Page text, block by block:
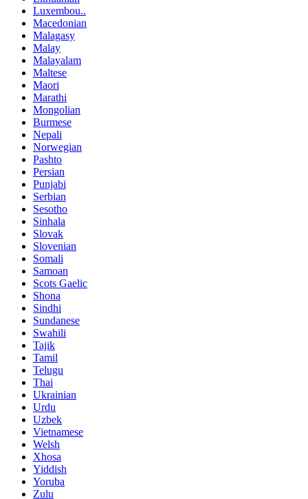
Luxembou..
Macedonian
Malagasy
Malay
Malayalam
Maltese
Maori
Marathi
Mongolian
Burmese
Nepali
Norwegian
Pashto
Persian
Punjabi
Serbian
Sesotho
Sinhala
Slovak
Slovenian
Somali
Samoan
Scots Gaelic
Shona
Sindhi
Sundanese
Swahili
Tajik
Tamil
Telugu
Thai
Ukrainian
Urdu
Uzbek
Vietnamese
Welsh
Xhosa
Yiddish
Yoruba
Zulu